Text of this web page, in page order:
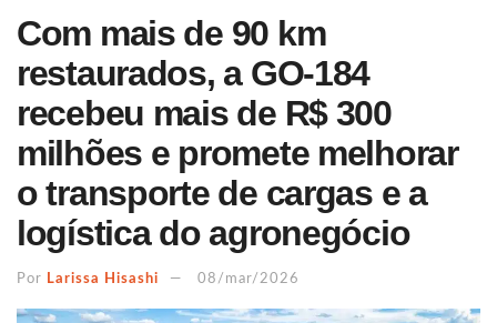
Com mais de 90 km
restaurados, a GO-184
recebeu mais de R$ 300
milhões e promete melhorar
o transporte de cargas e a
logística do agronegócio
Por Larissa Hisashi 08/mar/2026